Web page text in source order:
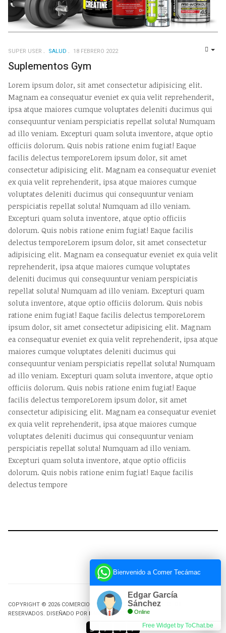
SUPER USER SALUD 18 FEBRERO 2022
Suplementos Gym
Lorem ipsum dolor, sit amet consectetur adipisicing elit.
Magnam ea consequatur eveniet ex quia velit reprehenderit,
ipsa atque maiores cumque voluptates deleniti ducimus qui
consequuntur veniam perspiciatis repellat soluta! Numquam
ad illo veniam. Excepturi quam soluta inventore, atque optio
officiis dolorum. Quis nobis ratione enim fugiat! Eaque
facilis delectus temporeLorem ipsum dolor, sit amet
consectetur adipisicing elit. Magnam ea consequatur eveniet
ex quia velit reprehenderit, ipsa atque maiores cumque
voluptates deleniti ducimus qui consequuntur veniam
perspiciatis repellat soluta! Numquam ad illo veniam.
Excepturi quam soluta inventore, atque optio officiis
dolorum. Quis nobis ratione enim fugiat! Eaque facilis
delectus temporeLorem ipsum dolor, sit amet consectetur
adipisicing elit. Magnam ea consequatur eveniet ex quia velit
reprehenderit, ipsa atque maiores cumque voluptates
deleniti ducimus qui consequuntur veniam perspiciatis
repellat soluta! Numquam ad illo veniam. Excepturi quam
soluta inventore, atque optio officiis dolorum. Quis nobis
ratione enim fugiat! Eaque facilis delectus temporeLorem
ipsum dolor, sit amet consectetur adipisicing elit. Magnam
ea consequatur eveniet ex quia velit reprehenderit, ipsa atque
maiores cumque voluptates deleniti ducimus qui
consequuntur veniam perspiciatis repellat soluta! Numquam
ad illo veniam. Excepturi quam soluta inventore, atque optio
officiis dolorum. Quis nobis ratione enim fugiat! Eaque
facilis delectus temporeLorem ipsum dolor, sit amet
consectetur adipisicing elit. Magnam ea consequatur eveniet
ex quia velit reprehenderit, ipsa atque maiores cumque
voluptates deleniti ducimus qui consequuntur veniam
perspiciatis repellat soluta! Numquam ad illo veniam.
Excepturi quam soluta inventore, atque optio officiis
dolorum. Quis nobis ratione enim fugiat! Eaque facilis
delectus tempore
COPYRIGHT © 2026 COMERCIO TECÁMAC. TODOS LOS DERECHOS
RESERVADOS. DISEÑADO POR BRAIN-GM.COM.
Bienvenido a Comer Tecámac
Edgar García
Sánchez
Online
Free Widget by ToChat.be